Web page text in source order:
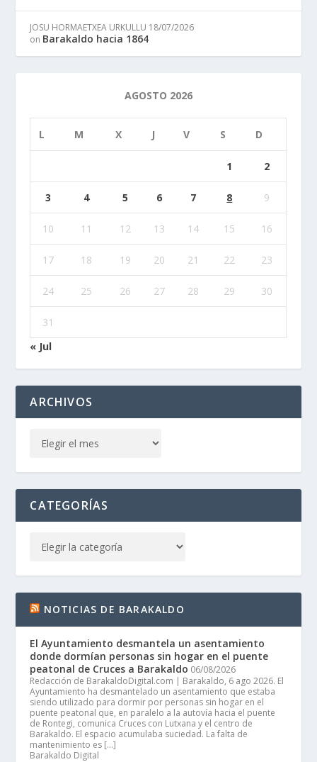
JOSU HORMAETXEA URKULLU 18/07/2026
on Barakaldo hacia 1864
AGOSTO 2026
L M X J V S D
1 2
3 4 5 6 7 8 9
10 11 12 13 14 15 16
17 18 19 20 21 22 23
24 25 26 27 28 29 30
31
« Jul
ARCHIVOS
CATEGORÍAS
NOTICIAS DE BARAKALDO
El Ayuntamiento desmantela un asentamiento
donde dormían personas sin hogar en el puente
peatonal de Cruces a Barakaldo 06/08/2026
Redacción de BarakaldoDigital.com | Barakaldo, 6 ago 2026. El
Ayuntamiento ha desmantelado un asentamiento que estaba
siendo utilizado para dormir por personas sin hogar en el
puente peatonal que, en paralelo a la autovía hacia el puente
de Rontegi, comunica Cruces con Lutxana y el centro de
Barakaldo. El espacio acumulaba suciedad. La falta de
mantenimiento es […]
Barakaldo Digital